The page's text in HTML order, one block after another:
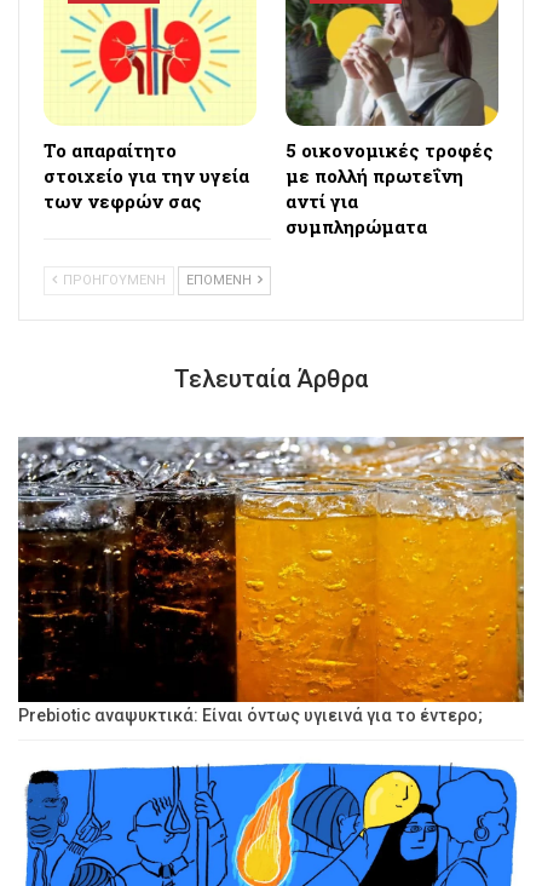
Το απαραίτητο
στοιχείο για την υγεία
των νεφρών σας
5 οικονομικές τροφές
με πολλή πρωτεΐνη
αντί για
συμπληρώματα
ΠΡΟΗΓΟΥΜΕΝΗ ΕΠΟΜΕΝΗ
Τελευταία Άρθρα
Prebiotic αναψυκτικά: Είναι όντως υγιεινά για το έντερο;